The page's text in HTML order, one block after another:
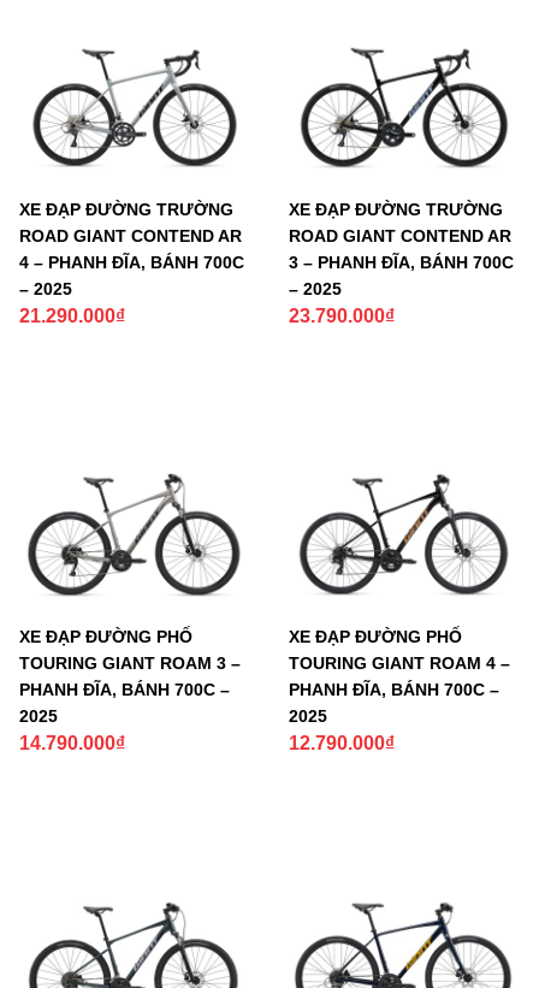
XE ĐẠP ĐƯỜNG TRƯỜNG
ROAD GIANT CONTEND AR
4 – PHANH ĐĨA, BÁNH 700C
– 2025
21.290.000₫
XE ĐẠP ĐƯỜNG TRƯỜNG
ROAD GIANT CONTEND AR
3 – PHANH ĐĨA, BÁNH 700C
– 2025
23.790.000₫
XE ĐẠP ĐƯỜNG PHỐ
TOURING GIANT ROAM 3 –
PHANH ĐĨA, BÁNH 700C –
2025
14.790.000₫
XE ĐẠP ĐƯỜNG PHỐ
TOURING GIANT ROAM 4 –
PHANH ĐĨA, BÁNH 700C –
2025
12.790.000₫